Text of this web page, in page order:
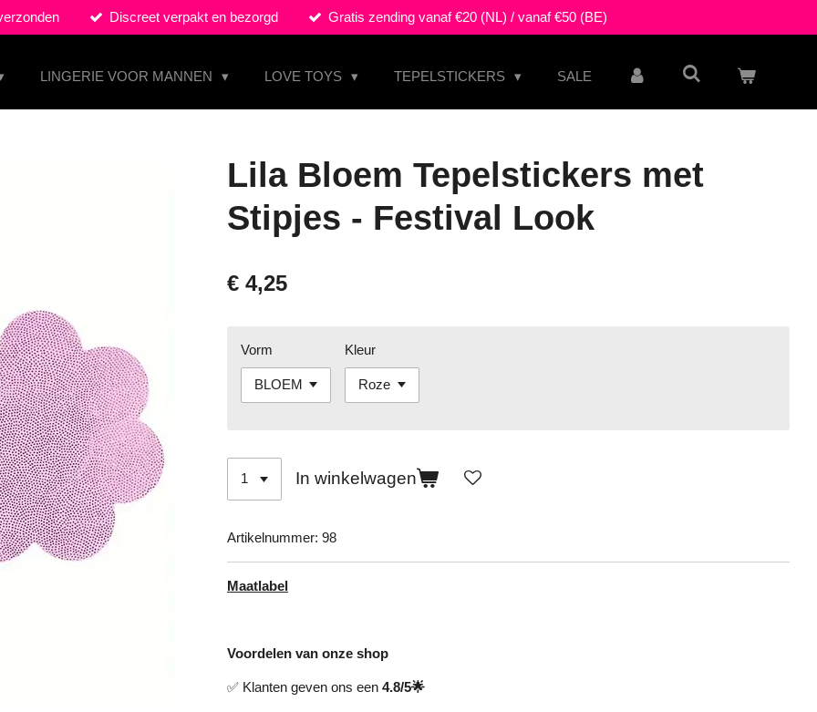
Discreet verpakt en bezorgd Gratis zending vanaf €20 (NL) / vanaf €50 (BE)
LINGERIE VOOR MANNEN LOVE TOYS TEPELSTICKERS SALE
Lila Bloem Tepelstickers met
Stipjes - Festival Look
€ 4,25
Vorm Kleur
In winkelwagen
Artikelnummer: 98
Maatlabel
Voordelen van onze shop
✅ Klanten geven ons een 4.8/5🌟